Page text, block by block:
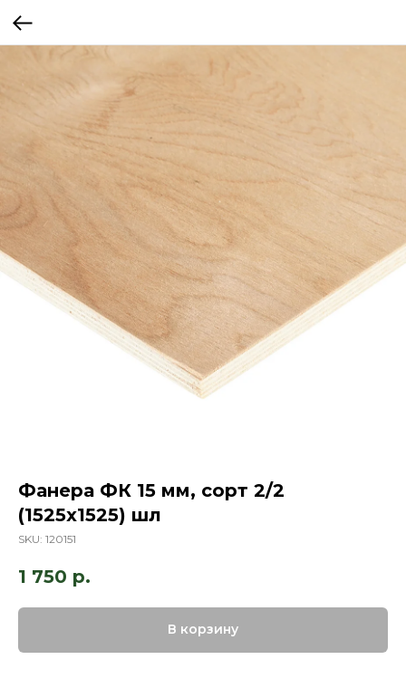
Фанера ФК 15 мм, сорт 2/2
(1525х1525) шл
SKU: 120151
1 750 р.
В корзину